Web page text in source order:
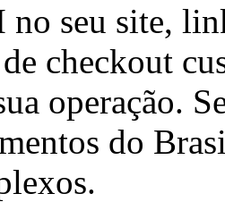
no seu site,
checkout
operação.
do